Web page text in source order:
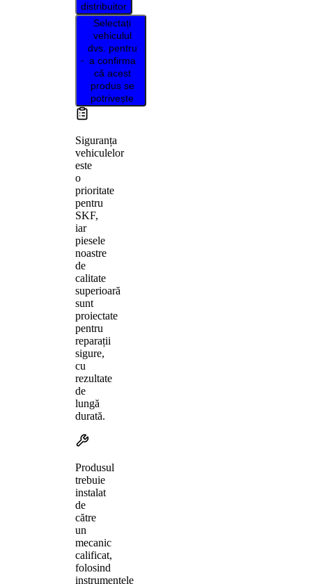
distribuitor
Selectați
vehiculul
dvs. pentru
a confirma
că acest
produs se
potrivește
Siguranța
vehiculelor
este
o
prioritate
pentru
SKF,
iar
piesele
noastre
de
calitate
superioară
sunt
proiectate
pentru
reparații
sigure,
cu
rezultate
de
lungă
durată.
Produsul
trebuie
instalat
de
către
un
mecanic
calificat,
folosind
instrumentele